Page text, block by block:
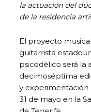
la actuación del
de la residencia
El proyecto
guitarrista
psicodélico será la
decimoséptima
y experimentación
31 de mayo en la